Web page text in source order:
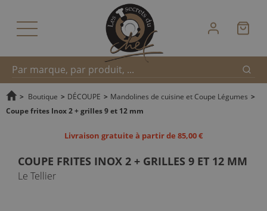
Recherche
> Boutique > DÉCOUPE > Mandolines de cuisine et Coupe Légumes >
Coupe frites Inox 2 + grilles 9 et 12 mm
Livraison gratuite à partir de 85,00 €
COUPE FRITES INOX 2 + GRILLES 9 ET 12 MM
Le Tellier